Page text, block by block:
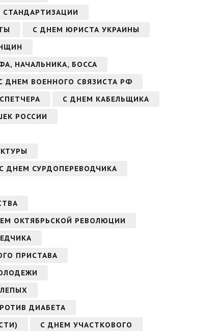
СТАНДАРТИЗАЦИИ
С ДНЕМ ЮРИСТА УКРАИНЫ
НАЧАЛЬНИКА, БОССА
ДНЕМ ВОЕННОГО СВЯЗИСТА РФ
С ДНЕМ КАБЕЛЬЩИКА
РОССИИ
С ДНЕМ СУРДОПЕРЕВОДЧИКА
ОКТЯБРЬСКОЙ РЕВОЛЮЦИИ
ПРИСТАВА
ДИАБЕТА
С ДНЕМ УЧАСТКОВОГО